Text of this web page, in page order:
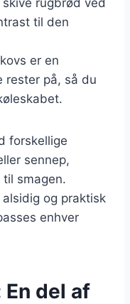
til den
er en
rester på, så du
forskellige
sennep,
smagen.
og praktisk
enhver
del af